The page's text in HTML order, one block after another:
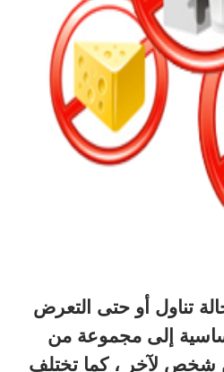
تناول أو حتى التعرض
إلى مجموعة من
شخص لآخر ، كما تختلف